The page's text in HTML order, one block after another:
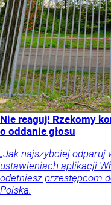
Nie reaguj! Rzekomy
o oddanie głosu
„Jak najszybciej odparuj
ustawieniach aplikacji
odetniesz przestępcom
Polska.